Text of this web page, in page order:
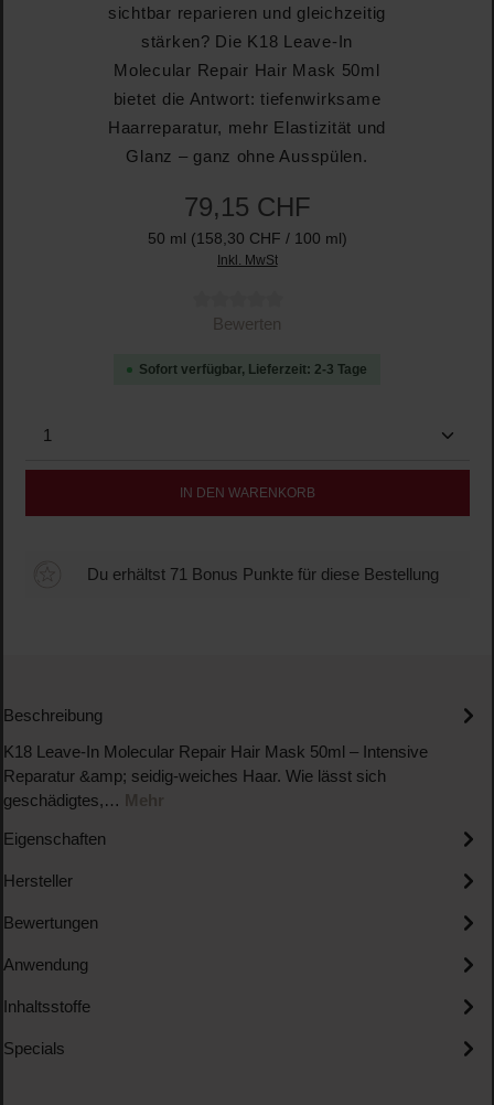
sichtbar reparieren und gleichzeitig
stärken? Die K18 Leave-In
Molecular Repair Hair Mask 50ml
bietet die Antwort: tiefenwirksame
Haarreparatur, mehr Elastizität und
Glanz – ganz ohne Ausspülen.
79,15 CHF
50 ml (158,30 CHF / 100 ml)
Inkl. MwSt
Durchschnittliche Bewertung von 0 von 5 Sternen
Bewerten
Sofort verfügbar, Lieferzeit: 2-3 Tage
Produkt Anzahl: Gib den gewünschten Wert ein
IN DEN WARENKORB
Du erhältst 71 Bonus Punkte für diese Bestellung
Beschreibung
K18 Leave-In Molecular Repair Hair Mask 50ml – Intensive
Reparatur &amp; seidig-weiches Haar. Wie lässt sich
geschädigtes,… Mehr
Eigenschaften
Hersteller
Bewertungen
Anwendung
Inhaltsstoffe
Specials